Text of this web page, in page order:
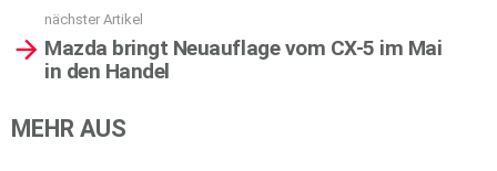
nächster Artikel
Mazda bringt Neuauflage vom CX-5 im Mai
in den Handel
MEHR AUS